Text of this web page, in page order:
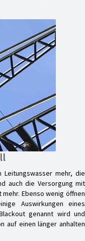
mehr, die
auch die Versorgung mit
Ebenso wenig öffnen
Auswirkungen eines
genannt wird und
auf einen länger anhalten